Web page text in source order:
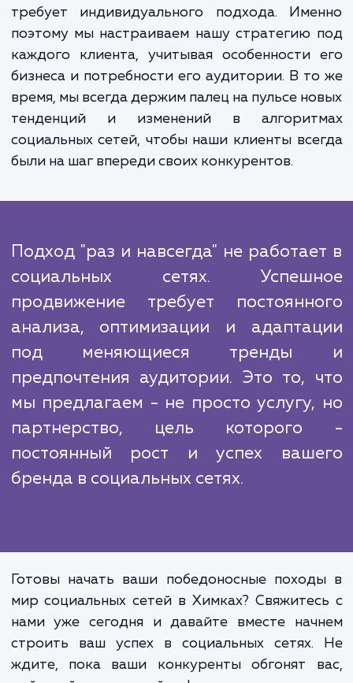
огромными. В первую очередь, это
видимости вашего бренда. Чем больше
знают о вашем бренде, тем
потенциальных клиентов вы сможете
Во-вторых, это улучшение
клиентами. Социальные сети - это
инструмент для построения и
требует индивидуального подхода.
поэтому мы настраиваем нашу стратегию
каждого клиента, учитывая особенности
бизнеса и потребности его аудитории. В
время, мы всегда держим палец на пульсе
тенденций и изменений в
были на шаг впереди своих конкурентов.
продвижение требует
анализа, оптимизации и
под меняющиеся
предпочтения аудитории. Это то,